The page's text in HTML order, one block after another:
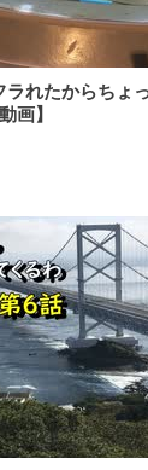
ラれたからちょ
画】